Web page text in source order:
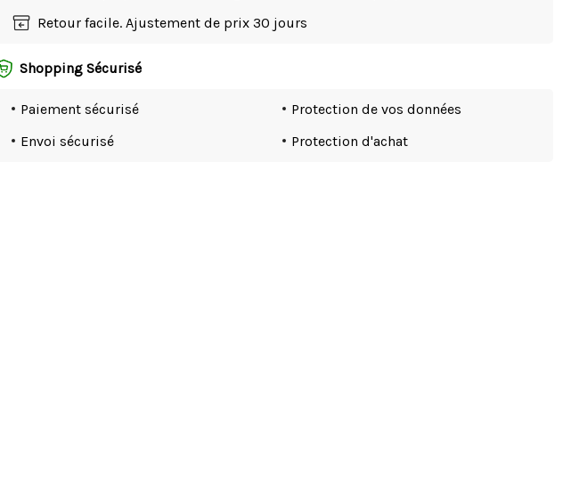
Retour facile. Ajustement de prix 30 jours
Shopping Sécurisé
Paiement sécurisé
Protection de vos données
Envoi sécurisé
Protection d'achat